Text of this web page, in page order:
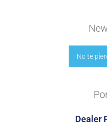
No te
Dealer